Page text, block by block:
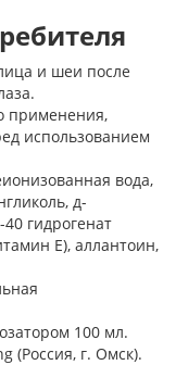
и шеи после
применения,
использованием
вода,
д-
гидрогенат
Е), аллантоин,
100 мл.
(Россия, г. Омск).